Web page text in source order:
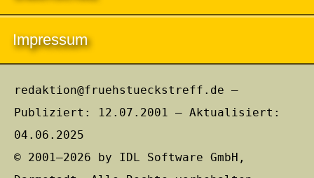
Impressum
redaktion@fruehstueckstreff.de –
Publiziert: 12.07.2001 – Aktualisiert:
04.06.2025
© 2001–2026 by IDL Software GmbH,